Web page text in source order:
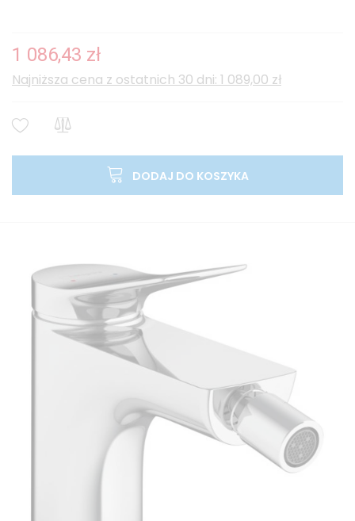
1 086,43 zł
Najniższa cena z ostatnich 30 dni: 1 089,00 zł
DODAJ DO KOSZYKA